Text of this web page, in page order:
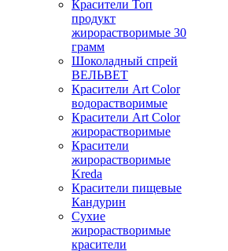
Красители Топ
продукт
жирорастворимые 30
грамм
Шоколадный спрей
ВЕЛЬВЕТ
Красители Art Color
водорастворимые
Красители Art Color
жирорастворимые
Красители
жирорастворимые
Kreda
Красители пищевые
Кандурин
Сухие
жирорастворимые
красители